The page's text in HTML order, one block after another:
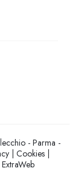
- Parma -
| Cookies|
ExtraWeb